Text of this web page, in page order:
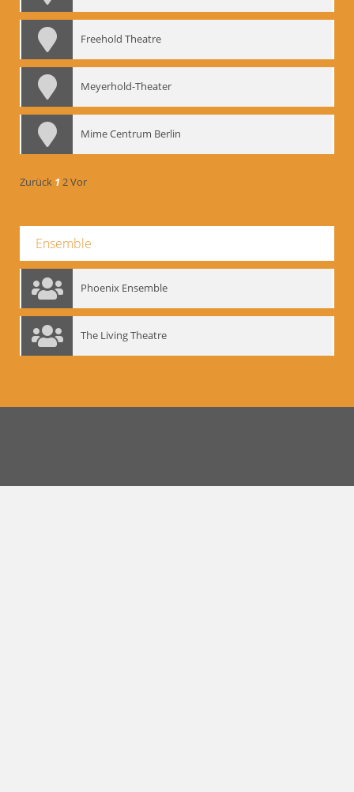
Freehold Theatre
Meyerhold-Theater
Mime Centrum Berlin
Zurück 12Vor
Ensemble
Phoenix Ensemble
The Living Theatre